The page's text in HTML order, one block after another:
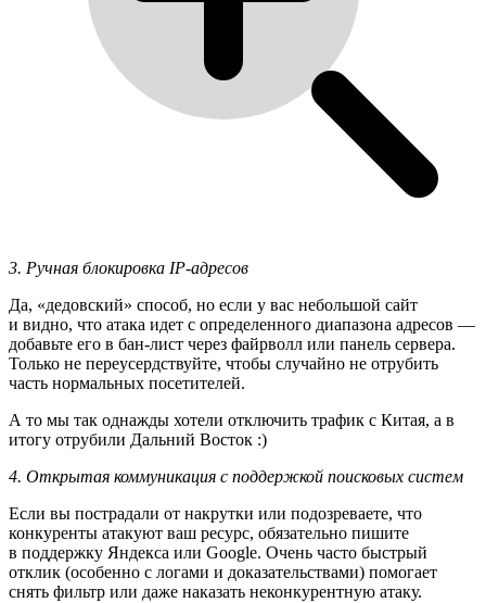
3. Ручная блокировка IP-адресов
Да, «дедовский» способ, но если у вас небольшой сайт
и видно, что атака идет с определенного диапазона адресов —
добавьте его в бан-лист через файрволл или панель сервера.
Только не переусердствуйте, чтобы случайно не отрубить
часть нормальных посетителей.
А то мы так однажды хотели отключить трафик с Китая, а в
итогу отрубили Дальний Восток :)
4. Открытая коммуникация с поддержкой поисковых систем
Если вы пострадали от накрутки или подозреваете, что
конкуренты атакуют ваш ресурс, обязательно пишите
в поддержку Яндекса или Google. Очень часто быстрый
отклик (особенно с логами и доказательствами) помогает
снять фильтр или даже наказать неконкурентную атаку.